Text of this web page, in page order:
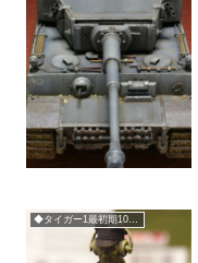
◆タイガー1最初期100号車